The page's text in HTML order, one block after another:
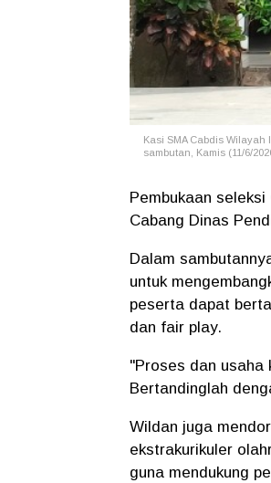
Kasi SMA Cabdis
sambutan, Kamis (11/6/
Pembukaan
Cabang Dinas
Dalam
untuk
peserta dapat
dan fair play.
"Proses dan usaha
Bertandinglah
Wildan juga
ekstrakurikuler
guna mendukung